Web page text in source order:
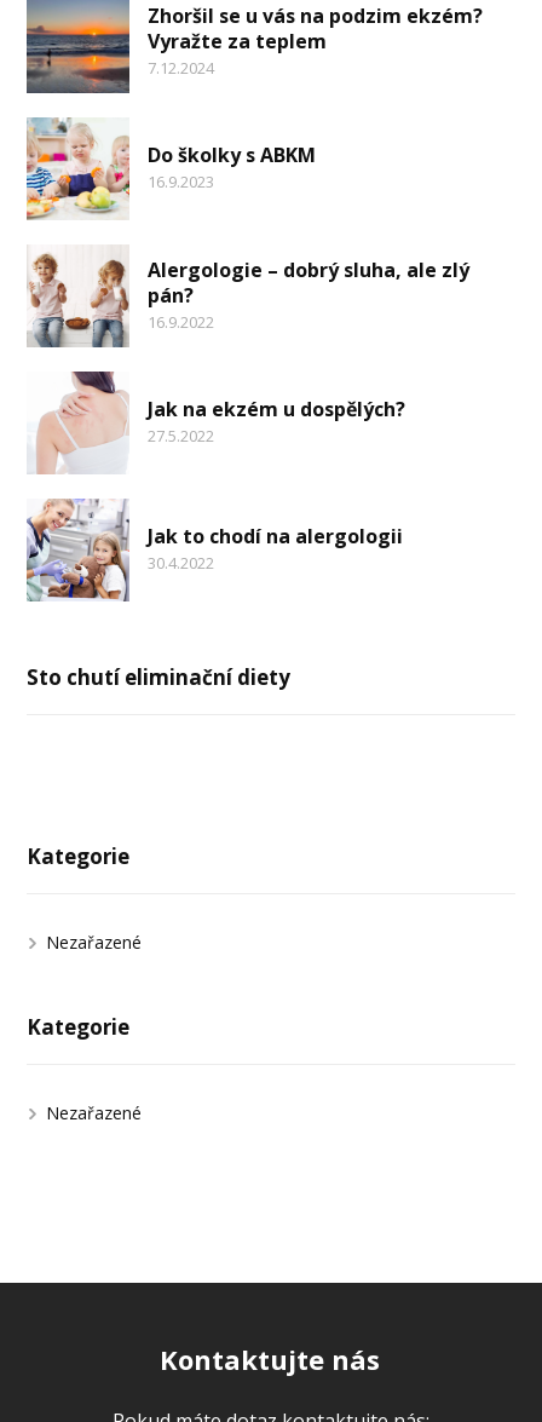
Zhoršil se u vás na podzim ekzém?
Vyražte za teplem
7.12.2024
Do školky s ABKM
16.9.2023
Alergologie – dobrý sluha, ale zlý
pán?
16.9.2022
Jak na ekzém u dospělých?
27.5.2022
Jak to chodí na alergologii
30.4.2022
Sto chutí eliminační diety
Kategorie
Nezařazené
Kategorie
Nezařazené
Kontaktujte nás